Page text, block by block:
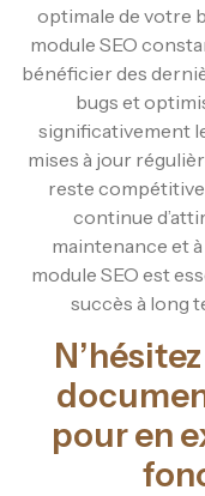
optimale de votre
module SEO
bénéficier des
bugs et
significativement
mises à jour
reste
continue
maintenance et
module SEO est
succès à long
pour en